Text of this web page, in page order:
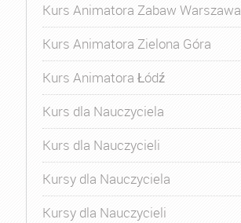
Kurs Animatora Zabaw Warszawa
Kurs Animatora Zielona Góra
Kurs Animatora Łódź
Kurs dla Nauczyciela
Kurs dla Nauczycieli
Kursy dla Nauczyciela
Kursy dla Nauczycieli